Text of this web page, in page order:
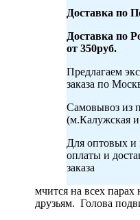
Доставка по
Доставка по
от 350руб.
Предлагаем
заказа по
Самовывоз из
(м.Калужская
Для оптовых и
оплаты и
заказа
мчится на всех
друзьям. Голова